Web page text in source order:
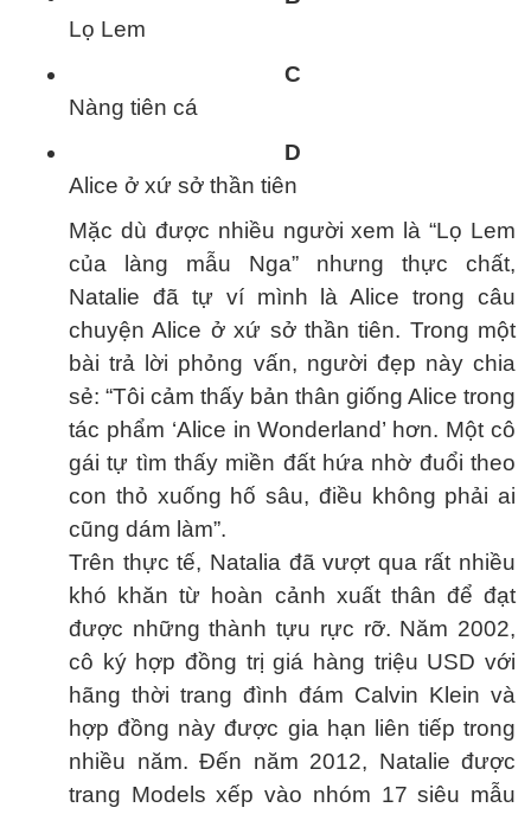
Lọ Lem
C
Nàng tiên cá
D
Alice ở xứ sở thần tiên
Mặc dù được nhiều người xem là “Lọ Lem
của làng mẫu Nga” nhưng thực chất,
Natalie đã tự ví mình là Alice trong câu
chuyện Alice ở xứ sở thần tiên. Trong một
bài trả lời phỏng vấn, người đẹp này chia
sẻ: “Tôi cảm thấy bản thân giống Alice trong
tác phẩm ‘Alice in Wonderland’ hơn. Một cô
gái tự tìm thấy miền đất hứa nhờ đuổi theo
con thỏ xuống hố sâu, điều không phải ai
cũng dám làm”.
Trên thực tế, Natalia đã vượt qua rất nhiều
khó khăn từ hoàn cảnh xuất thân để đạt
được những thành tựu rực rỡ. Năm 2002,
cô ký hợp đồng trị giá hàng triệu USD với
hãng thời trang đình đám Calvin Klein và
hợp đồng này được gia hạn liên tiếp trong
nhiều năm. Đến năm 2012, Natalie được
trang Models xếp vào nhóm 17 siêu mẫu